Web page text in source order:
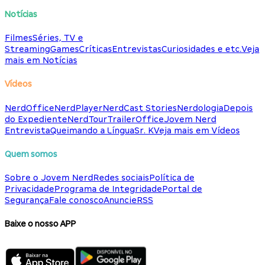
Notícias
FilmesSéries, TV e
StreamingGamesCríticasEntrevistasCuriosidades e etc.Veja
mais em Notícias
Vídeos
NerdOfficeNerdPlayerNerdCast StoriesNerdologiaDepois
do ExpedienteNerdTourTrailerOfficeJovem Nerd
EntrevistaQueimando a LínguaSr. KVeja mais em Vídeos
Quem somos
Sobre o Jovem NerdRedes sociaisPolítica de
PrivacidadePrograma de IntegridadePortal de
SegurançaFale conoscoAnuncieRSS
Baixe o nosso APP